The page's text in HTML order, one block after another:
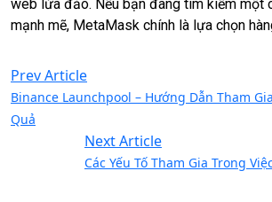
web lừa đảo. Nếu bạn đang tìm kiếm một
mạnh mẽ, MetaMask chính là lựa chọn
Prev Article
Binance Launchpool – Hướng Dẫn Tham
Quả
Next Article
Các Yếu Tố Tham Gia Trong